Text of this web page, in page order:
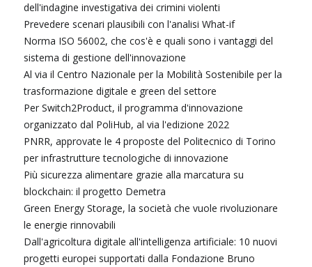
dell'indagine investigativa dei crimini violenti
Prevedere scenari plausibili con l'analisi What-if
Norma ISO 56002, che cos'è e quali sono i vantaggi del
sistema di gestione dell'innovazione
Al via il Centro Nazionale per la Mobilità Sostenibile per la
trasformazione digitale e green del settore
Per Switch2Product, il programma d'innovazione
organizzato dal PoliHub, al via l'edizione 2022
PNRR, approvate le 4 proposte del Politecnico di Torino
per infrastrutture tecnologiche di innovazione
Più sicurezza alimentare grazie alla marcatura su
blockchain: il progetto Demetra
Green Energy Storage, la società che vuole rivoluzionare
le energie rinnovabili
Dall'agricoltura digitale all'intelligenza artificiale: 10 nuovi
progetti europei supportati dalla Fondazione Bruno